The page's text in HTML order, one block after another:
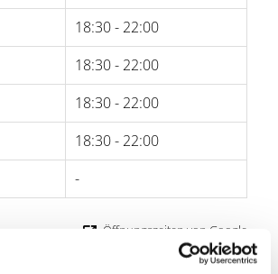
18:30 - 22:00
18:30 - 22:00
18:30 - 22:00
18:30 - 22:00
-
Öffnungszeiten von Google